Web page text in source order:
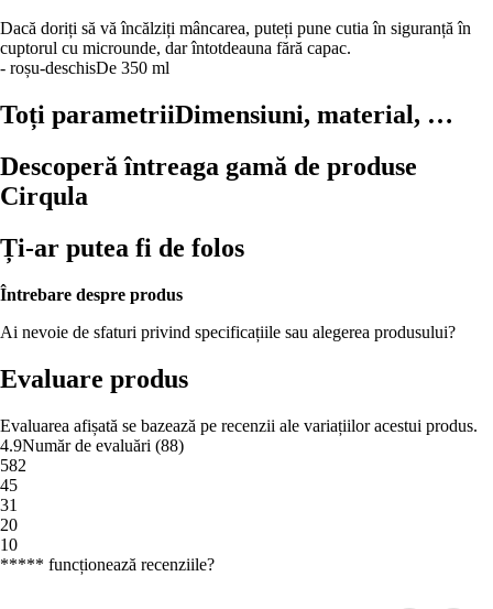
Dacă doriți să vă încălziți mâncarea, puteți pune cutia în siguranță în
cuptorul cu microunde, dar întotdeauna fără capac.
- roșu-deschisDe 350 ml
Toți parametriiDimensiuni, material, …
Descoperă întreaga gamă de produse
Cirqula
Ți-ar putea fi de folos
Întrebare despre produs
Ai nevoie de sfaturi privind specificațiile sau alegerea produsului?
Evaluare produs
Evaluarea afișată se bazează pe recenzii ale variațiilor acestui produs.
4.9Număr de evaluări (88)
582
45
31
20
10
***** funcționează recenziile?